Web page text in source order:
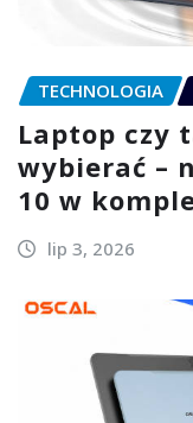
TECHNOLOGIA
Laptop czy
wybierać –
10 w
lip 3, 2026